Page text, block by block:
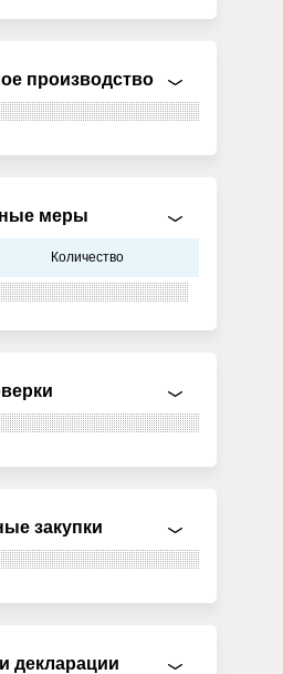
производство
меры
Количество
закупки
декларации